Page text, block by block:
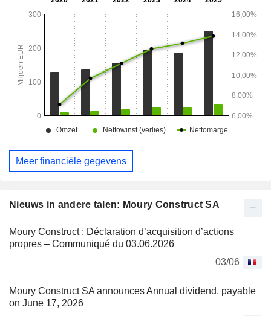
Nieuws in andere talen: Moury Construct SA
Moury Construct : Déclaration d’acquisition d’actions
propres – Communiqué du 03.06.2026
03/06
Moury Construct SA announces Annual dividend, payable
on June 17, 2026
Meer financiële gegevens